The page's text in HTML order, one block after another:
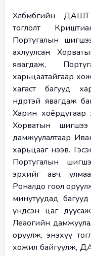
Хөлбөмбөгийн
тоглолт
Португалын
ахлуулсан
явагдаж,
харьцаатайгаар
хагаст багууд
өндөртэй явагдаж
Харин хоёрдугаар
Хорватын
дамжуулалтаар
харьцааг нээв.
Португалын
эрхийг авч,
Роналдо гоол
минутуудад
үндсэн цаг
Леаогийн
оруулж, энэхүү
хожил байгуулж,